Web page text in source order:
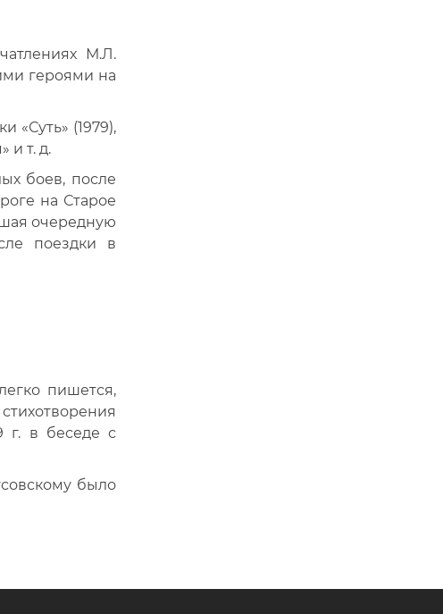
М.Л.
героями на
«Суть» (1979),
и т. д.
боев, после
на Старое
очередную
поездки в
пишется,
г. в беседе с
было